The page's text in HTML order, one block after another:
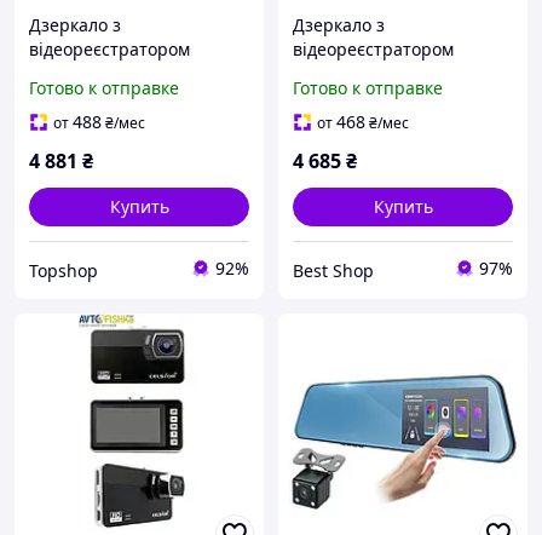
Дзеркало з
відеореєстратором
Готово к отправке
от488₴/мес
4 881 ₴
Купить
Topshop 92%
Дзеркало з
відеореєстратором
Готово к отправке
от468₴/мес
4 685₴
Купить
Best Shop 97%